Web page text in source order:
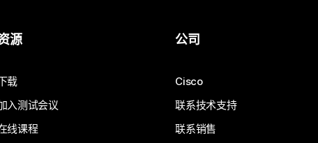
源
载
入测试会议
线课程
公司
Cisco
联系技术支持
联系销售